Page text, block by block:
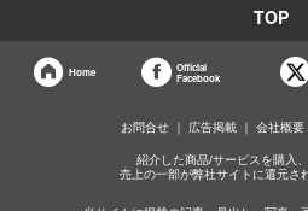
TOP
Home
Official
Facebook
お問合せ 広告掲載 会社概要
紹介した商品/サービスを購入
売上の一部が弊社サイトに還元さ